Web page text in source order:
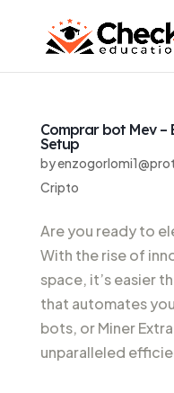
Comprar bot Mev –
Setup
by
Cripto
Are you ready to
With the rise of
space, it’s easier
that automates
bots, or Miner
unparalleled